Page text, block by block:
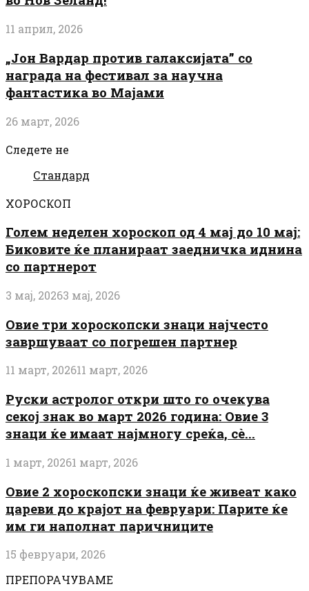
11 април, 2026
„Јон Вардар против галаксијата” со
награда на фестивал за научна
фантастика во Мајами
26 март, 2026
Следете не
Стандард
ХОРОСКОП
Голем неделен хороскоп од 4 мај до 10 мај:
Биковите ќе планираат заедничка иднина
со партнерот
3 мај, 20263 мај, 2026
Овие три хороскопски знаци најчесто
завршуваат со погрешен партнер
11 март, 202611 март, 2026
Руски астролог откри што го очекува
секој знак во март 2026 година: Овие 3
знаци ќе имаат најмногу среќа, сè...
1 март, 20261 март, 2026
Овие 2 хороскопски знаци ќе живеат како
цареви до крајот на февруари: Парите ќе
им ги наполнат паричниците
15 февруари, 2026
ПРЕПОРАЧУВАМЕ